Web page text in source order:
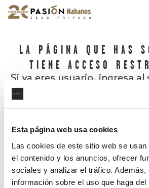
Esta página web usa cookies
Las cookies de este sitio web se
el contenido y los anuncios, ofrecer
sociales y analizar el tráfico. Además,
información sobre el uso que haga del
LA PÁGINA QUE HAS
TIENE ACCESO
Si ya eres usuario, ingresa al